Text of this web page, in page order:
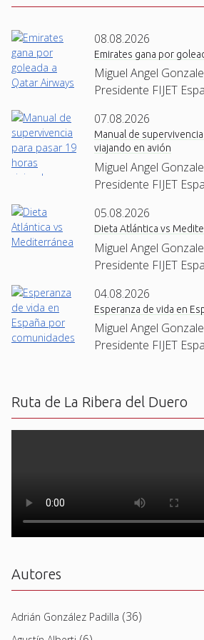
08.08.2026
Emirates gana por
Miguel Angel
Presidente FIJET
07.08.2026
Manual de
viajando en avión
Miguel Angel
Presidente FIJET
05.08.2026
Dieta Atlántica vs
Miguel Angel
Presidente FIJET
04.08.2026
Esperanza de vida en
Miguel Angel
Presidente FIJET
Ruta de La Ribera del Duero
Autores
Adrián González Padilla (36)